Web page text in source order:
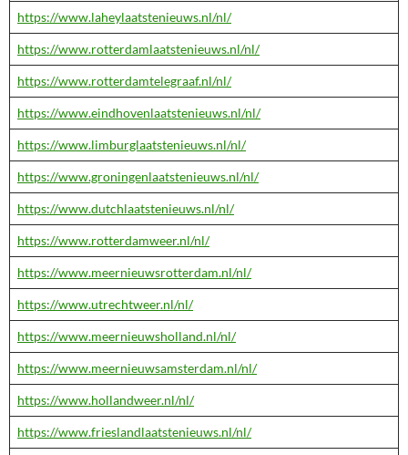
https://www.laheylaatstenieuws.nl/nl/
https://www.rotterdamlaatstenieuws.nl/nl/
https://www.rotterdamtelegraaf.nl/nl/
https://www.eindhovenlaatstenieuws.nl/nl/
https://www.limburglaatstenieuws.nl/nl/
https://www.groningenlaatstenieuws.nl/nl/
https://www.dutchlaatstenieuws.nl/nl/
https://www.rotterdamweer.nl/nl/
https://www.meernieuwsrotterdam.nl/nl/
https://www.utrechtweer.nl/nl/
https://www.meernieuwsholland.nl/nl/
https://www.meernieuwsamsterdam.nl/nl/
https://www.hollandweer.nl/nl/
https://www.frieslandlaatstenieuws.nl/nl/